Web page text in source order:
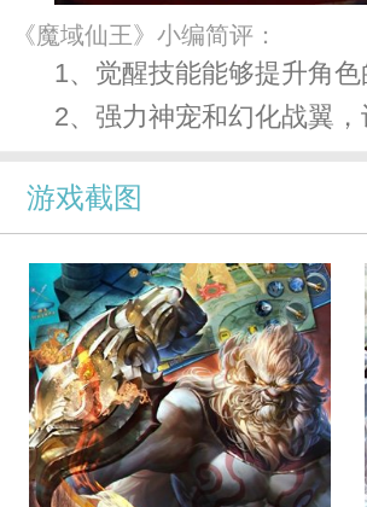
《魔域仙王》小编简评：
1、觉醒技能能够提升角
2、强力神宠和幻化战翼
游戏截图